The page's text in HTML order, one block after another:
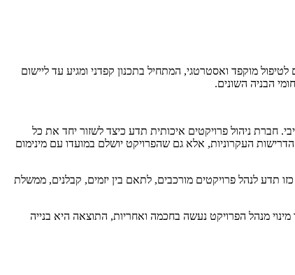
מוקפד ואסטרטגי, המתחיל בתכנון קפדני ומגיע עד ליישום
הבניה השונים.
חברת ניהול פרויקטים איכותית תדע כיצד לשזור יחד את כל
העקרוניות, אלא גם שהפרויקט יושלם במועדו עם מינימום
תדע לנהל פרויקטים מורכבים, לתאם בין יזמים, קבלנים, ממשלת
מנהל הפרויקט נעשה בחכמה ואחריות, התוצאה היא בנייה